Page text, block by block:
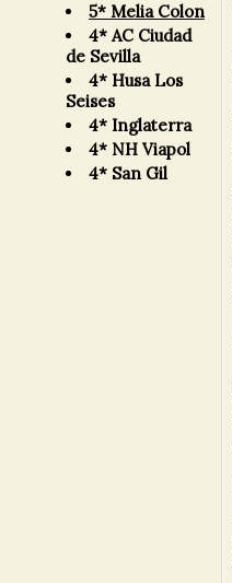
5* Melia Colon
4* AC Ciudad
de Sevilla
4* Husa Los
Seises
4* Inglaterra
4* NH Viapol
4* San Gil